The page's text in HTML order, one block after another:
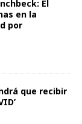
El
en la
por
que recibir